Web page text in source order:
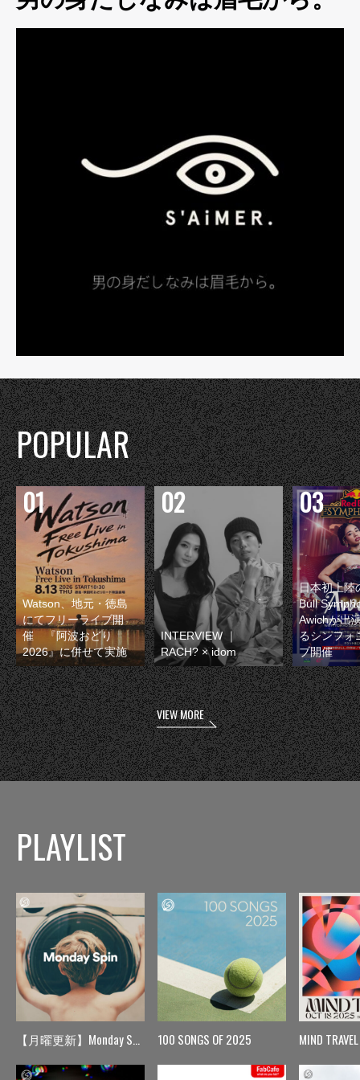
POPULAR
Watson、地元・徳島
にてフリーライブ開
催 『阿波おどり
2026』に併せて実施
INTERVIEW ｜
RACH? × idom
日本初上陸
Bull
Awichが出
るシンフォ
ブ開催
VIEW MORE
PLAYLIST
【月曜更新】Monday Spin 100 SONGS OF 2025 MIND TRAVEL